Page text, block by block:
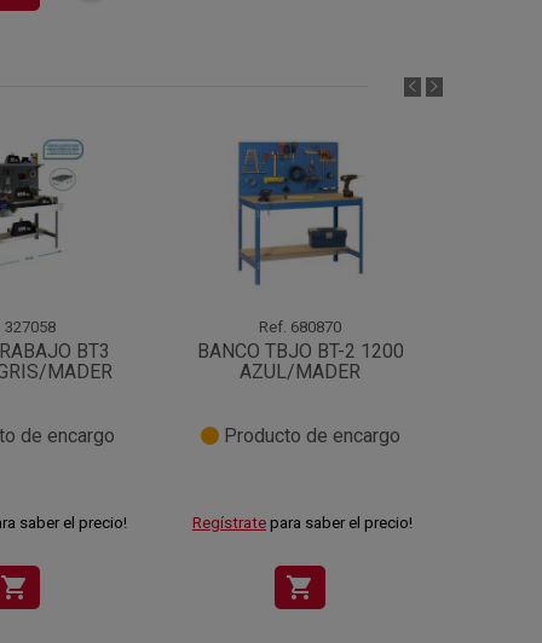
327058
BT3
MADER
de encargo
saber el precio!
shopping_cart
Ref. 680870
BANCO TBJO BT-2 1200
AZUL/MADER
Producto de encargo
Regístrate para saber el precio!
shopping_cart